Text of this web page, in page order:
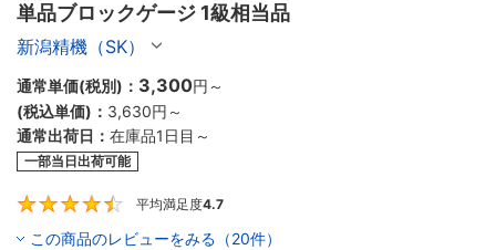
単品ブロックゲージ 1級相当品
新潟精機（SK）
通常単価(税別)： 3,300円 ～
(税込単価)： 3,630円 ～
通常出荷日： 在庫品1日目～
一部当日出荷可能
平均満足度4.7
この商品のレビューをみる（20件）